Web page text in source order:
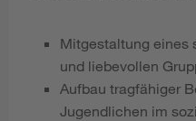
Mitgestaltung eines
und liebevollen
Aufbau tragfähiger
Jugendlichen im